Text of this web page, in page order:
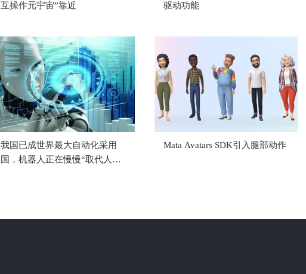
互操作元宇宙”靠近
驱动功能
我国已成世界最大自动化采用
国，机器人正在慢慢“取代人
Mata Avatars SDK引入腿部动作